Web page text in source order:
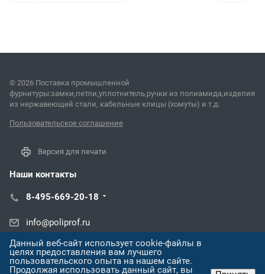
© 2026 Поставка промышленной
фурнитуры:замки,петли,уплотнитель,ручки из полиамида,изделия
из нержавеющей стали, кабельные клицы (хомуты) и т.д.
Пользовательское соглашение
Версия для печати
Наши контакты
8-495-669-20-18
info@poliprof.ru
ул. Торпедо, 45В
Данный веб-сайт использует cookie-файлы в
целях предоставления вам лучшего
пользовательского опыта на нашем сайте.
Продолжая использовать данный сайт, вы